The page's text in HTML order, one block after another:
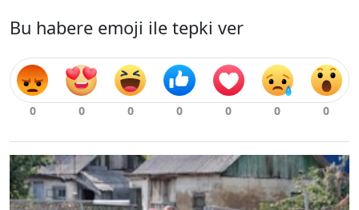
Bu habere emoji ile tepki ver